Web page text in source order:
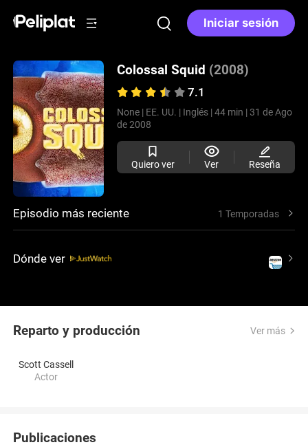
Iniciar sesión
Colossal Squid (2008)
7.1
None | EE. UU. | Inglés | 44 min | 31 de Ago
de 2008
Quiero ver Ver Reseña
Episodio más reciente 1 Temporadas
Dónde ver
Reparto y producción Ver más
Scott Cassell
Actor
Publicaciones